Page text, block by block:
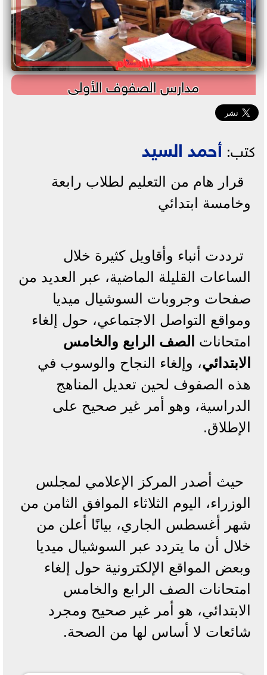
مدارس الصفوف الأولى
كتب: أحمد السيد
قرار هام من التعليم لطلاب رابعة
وخامسة ابتدائي
ترددت أنباء وأقاويل كثيرة خلال
الساعات القليلة الماضية، عبر العديد من
صفحات وجروبات السوشيال ميديا
ومواقع التواصل الاجتماعي، حول إلغاء
امتحانات الصف الرابع والخامس
الابتدائي، وإلغاء النجاح والوسوب في
هذه الصفوف لحين تعديل المناهج
الدراسية، وهو أمر غير صحيح على
الإطلاق.
حيث أصدر المركز الإعلامي لمجلس
الوزراء، اليوم الثلاثاء الموافق الثامن من
شهر أغسطس الجاري، بيانًا أعلن من
خلال أن ما يتردد عبر السوشيال ميديا
وبعض المواقع الإلكترونية حول إلغاء
امتحانات الصف الرابع والخامس
الابتدائي، هو أمر غير صحيح ومجرد
شائعات لا أساس لها من الصحة.